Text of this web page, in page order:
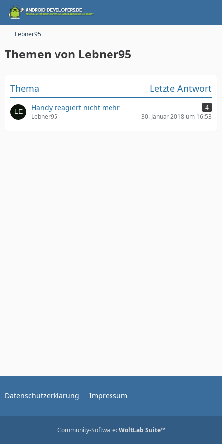
Lebner95
Themen von Lebner95
Thema Letzte Antwort
Handy reagiert nicht mehr
4
Lebner95
30. Januar 2018 um 16:53
Datenschutzerklärung Impressum
Community-Software:WoltLab Suite™